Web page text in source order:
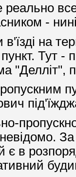
реально
-
в'їзді на
Тут
"Делліт",
є в